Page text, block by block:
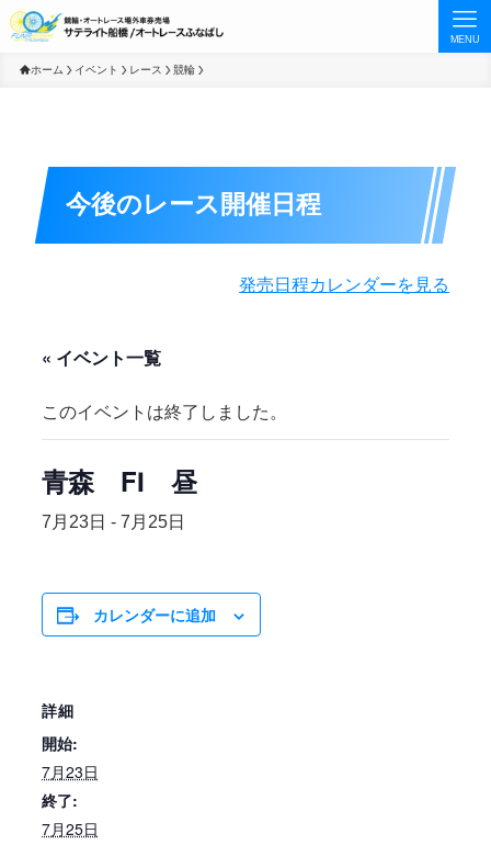
MENU
ホーム イベント レース 競輪
今後のレース開催日程
発売日程カレンダーを見る
« イベント一覧
このイベントは終了しました。
青森 FⅠ 昼
7月23日 - 7月25日
カレンダーに追加
詳細
開始:
7月23日
終了:
7月25日